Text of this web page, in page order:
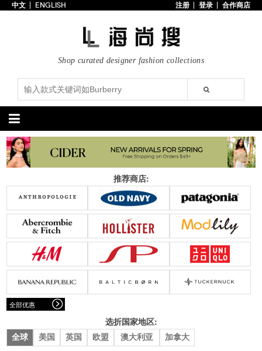
专辑
博客
上线新款
100美元以下
分类精选
包袋
手提包
手拿包
购物包
肩挎包
斜挎包
背包
上架新款
$100以下
$200以下
折扣
鞋履
高跟鞋
凉鞋
靴子
楔形鞋
平底鞋
休闲鞋
上架新款
$100以下
$200以下
折扣
腰带
围巾
小包
手表/珠宝
上架新款
$100以下
服装
连衣裙
裙子
上衣/毛线衣
上架新款
折扣
流行系列
中文 ENGLISH 注册 登录 合作商店
Shop curated designer fashion collections
推荐商店:
全部优惠
选折国家地区:
全球 美国 英国 欧盟 澳大利亚 加拿大